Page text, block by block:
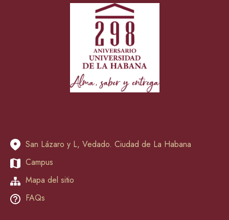
San Lázaro y L, Vedado. Ciudad de La Habana
Campus
Mapa del sitio
FAQs